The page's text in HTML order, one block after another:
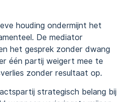
houding ondermijnt het
De mediator
het gesprek zonder dwang
één partij weigert mee te
zonder resultaat op.
strategisch belang bij